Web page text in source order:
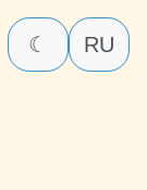
☾ RU